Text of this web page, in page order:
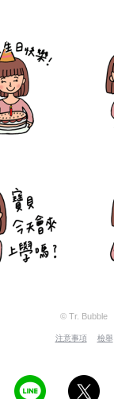
© Tr. Bubble
注意事項 檢舉